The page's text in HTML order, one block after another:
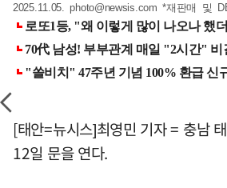
2025.11.05.photo@newsis.com *재판매 및
[태안=뉴시스]최영민 기자 = 충남
12일 문을 연다.